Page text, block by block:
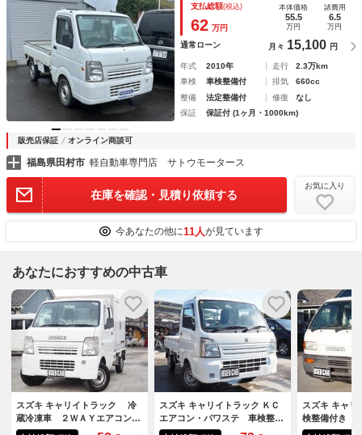
支払総額(税込)
62 万円
本体価格
55.5
万円
諸費用
6.5
万円
通常ローン 月々 15,100 円
年式 2010年 走行
2.3万km
車検
車検整備付 排気
660cc
整備
法定整備付 修復
なし
保証
保証付 (1ヶ月・1000km)
販売店保証 オンライン商談可
福島県田村市 軽自動車専門店 サトウモータース
在庫を確認・見積り依頼する
お気に入り
今あなたの他に11人が見ています
あなたにおすすめの中古車
スズキ キャリイトラック 冷
蔵冷凍車 ２ＷＡＹエアコン
マイナス５度中温冷凍車 エア
スズキ キャリイトラック ＫＣ
エアコン・パワステ 車検整備
付き １年保証 ４ＷＤ オー
スズキ キャ
検整備付き
６年整備記録